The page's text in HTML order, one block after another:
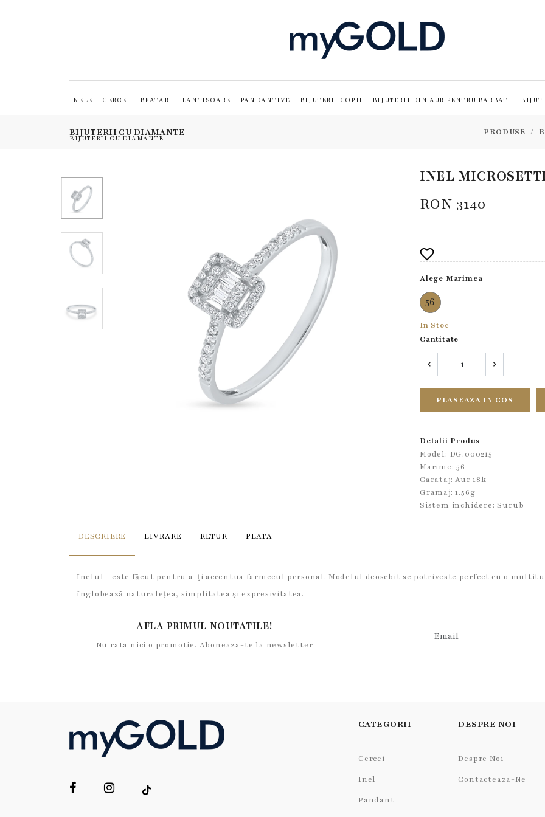
INELE CERCEI BRATARI LANTISOARE PANDANTIVE BIJUTERII COPII BIJUTERII DIN AUR PENTRU BARBATI
BIJUTERII CU DIAMANTE
BIJUTERII CU DIAMANTE PRODUSE
INEL
RON 3140
Alege Marimea
56
In Stoc
Cantitate
PLASEAZA IN COS
Detalii Produs
Model: DG.000215
Marime: 56
Carataj: Aur 18k
Gramaj: 1.56g
Sistem inchidere:Surub
DESCRIERE LIVRARE RETUR PLATA
Inelul - este făcut pentru a-ți accentua farmecul personal. Modelul deosebit se potriveste perfect cu o
înglobează naturalețea, simplitatea și expresivitatea.
AFLA PRIMUL NOUTATILE!
Nu rata nici o promotie. Aboneaza-te la newsletter
CATEGORII
Cercei
Inel
Pandant
DESPRE NOI
Despre Noi
Contacteaza-Ne